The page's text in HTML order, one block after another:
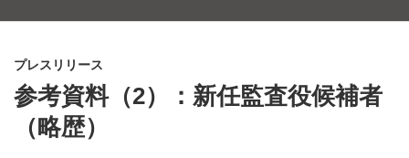
プレスリリース
参考資料（2）：新任監査役候補者
（略歴）